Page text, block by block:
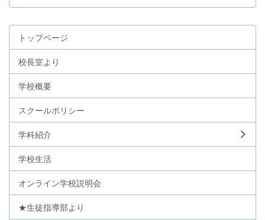
トップページ
校長室より
学校概要
スクールポリシー
学科紹介
学校生活
オンライン学校説明会
★生徒指導部より